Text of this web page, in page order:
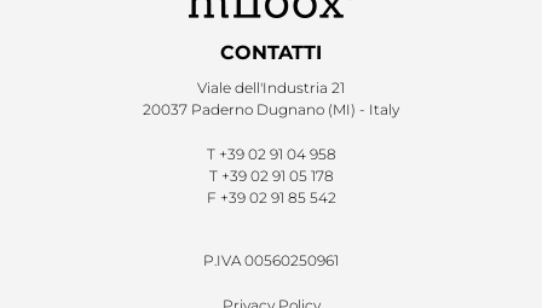
CONTATTI
Viale dell'Industria 21
20037 Paderno Dugnano (MI) - Italy
T +39 02 91 04 958
T +39 02 91 05 178
F +39 02 91 85 542
P.IVA 00560250961